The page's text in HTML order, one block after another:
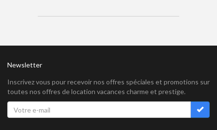
Newsletter
Inscrivez vous pour recevoir nos offres spéciales et promotions sur
toutes nos offres de location vacances charme et prestige.